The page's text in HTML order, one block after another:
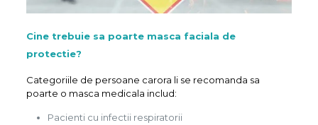
Cine trebuie sa poarte masca faciala de
protectie?
Categoriile de persoane carora li se recomanda sa
poarte o masca medicala includ:
Pacienti cu infectii respiratorii